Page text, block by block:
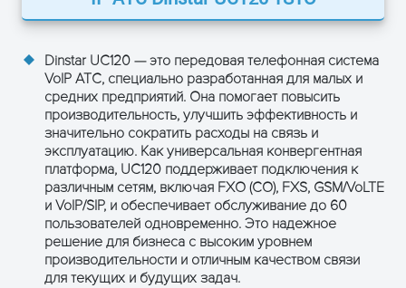
Dinstar UC120 — это передовая телефонная система
VoIP АТС, специально разработанная для малых и
средних предприятий. Она помогает повысить
производительность, улучшить эффективность и
значительно сократить расходы на связь и
эксплуатацию. Как универсальная конвергентная
платформа, UC120 поддерживает подключения к
различным сетям, включая FXO (CO), FXS, GSM/VoLTE
и VoIP/SIP, и обеспечивает обслуживание до 60
пользователей одновременно. Это надежное
решение для бизнеса с высоким уровнем
производительности и отличным качеством связи
для текущих и будущих задач.
ОСТАВЬТЕ ЗАЯВКУ
и получите консультацию
ПОЛУЧИТЬ КОНСУЛЬТАЦИЮ